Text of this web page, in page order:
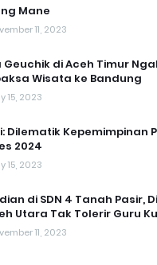
Mane
11, 2023
Geuchik di Aceh Timur
Wisata ke Bandung
15, 2023
Dilematik Kepemimpinan
2024
15, 2023
di SDN 4 Tanah Pasir,
Utara Tak Tolerir Guru
11, 2023